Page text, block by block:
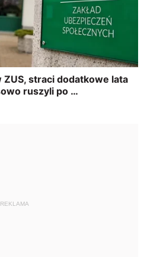
REKLAMA